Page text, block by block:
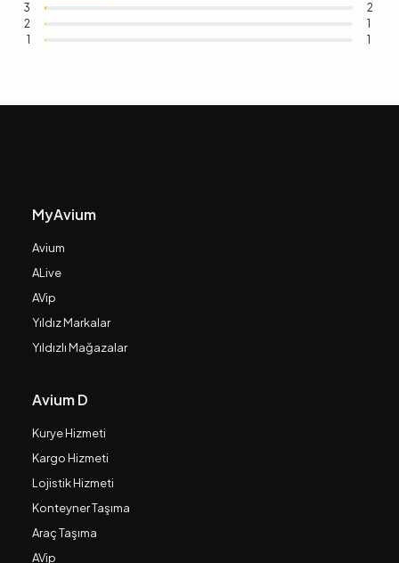
3
2
2
1
1
1
MyAvium
Avium
ALive
AVip
Yıldız Markalar
Yıldızlı Mağazalar
Avium D
Kurye Hizmeti
Kargo Hizmeti
Lojistik Hizmeti
Konteyner Taşıma
Araç Taşıma
AVip